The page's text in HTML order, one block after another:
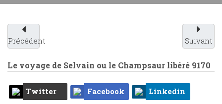
Précédent Suivant
Le voyage de Selvain ou le Champsaur libéré 9170
Twitter Facebook Linkedin